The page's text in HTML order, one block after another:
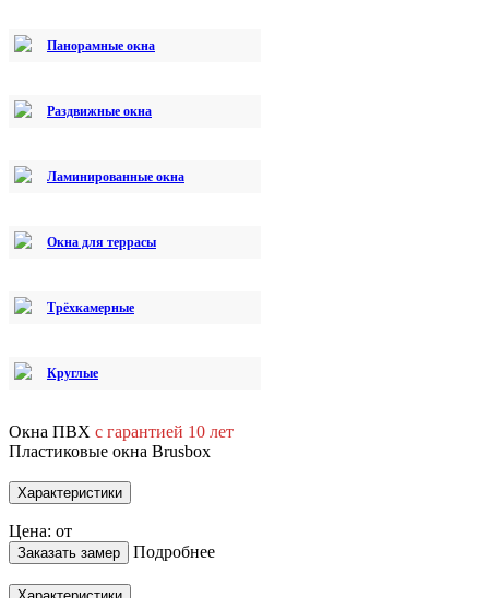
Панорамные окна
Раздвижные окна
Ламинированные окна
Окна для террасы
Трёхкамерные
Круглые
Окна ПВХ с гарантией 10 лет
Пластиковые окна Brusbox
Характеристики
Цена: от
Заказать замер Подробнее